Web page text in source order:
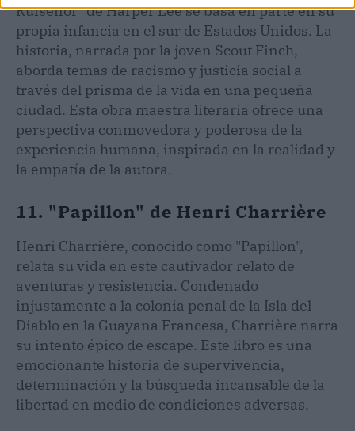
Ruiseñor" de Harper Lee se basa en parte en su
propia infancia en el sur de Estados Unidos. La
historia, narrada por la joven Scout Finch,
aborda temas de racismo y justicia social a
través del prisma de la vida en una pequeña
ciudad. Esta obra maestra literaria ofrece una
perspectiva conmovedora y poderosa de la
experiencia humana, inspirada en la realidad y
la empatía de la autora.
11. "Papillon" de Henri Charrière
Henri Charrière, conocido como "Papillon",
relata su vida en este cautivador relato de
aventuras y resistencia. Condenado
injustamente a la colonia penal de la Isla del
Diablo en la Guayana Francesa, Charrière narra
su intento épico de escape. Este libro es una
emocionante historia de supervivencia,
determinación y la búsqueda incansable de la
libertad en medio de condiciones adversas.